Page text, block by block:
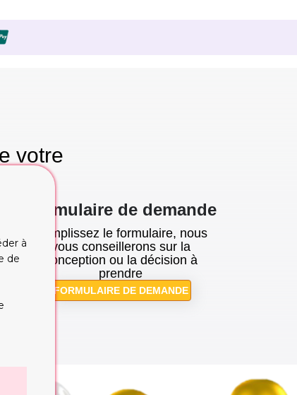
votre
Formulaire de demande
Remplissez le formulaire, nous
vous conseillerons sur la
conception ou la décision à
prendre
FORMULAIRE DE DEMANDE
à
de